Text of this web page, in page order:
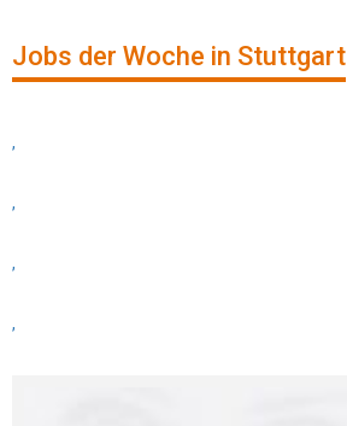
Jobs der Woche in Stuttgart
,
,
,
,